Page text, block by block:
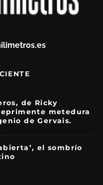
de Ricky
metedura
de Gervais.
el sombrío